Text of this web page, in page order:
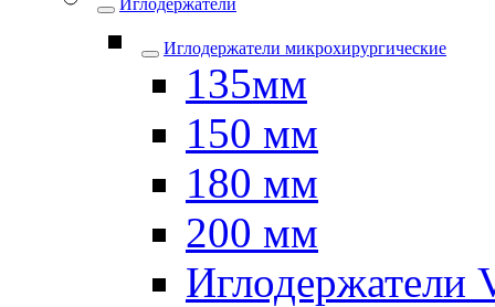
Иглодержатели
Иглодержатели микрохирургические
135мм
150 мм
180 мм
200 мм
Иглодержатели